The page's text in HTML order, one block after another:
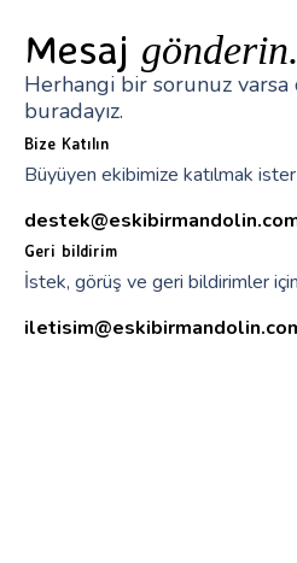
Mesaj gönderin.
Herhangi bir sorunuz varsa
buradayız.
Bize Katılın
Büyüyen ekibimize katılmak
Geri bildirim
İstek, görüş ve geri bildirimler için